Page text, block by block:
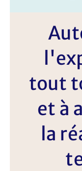
tout
et à
la